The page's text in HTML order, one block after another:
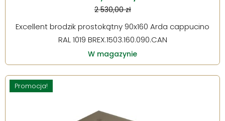
2 530,00 zł
Excellent brodzik prostokątny 90x160 Arda cappucino
RAL 1019 BREX.1503.160.090.CAN
W magazynie
Promocja!